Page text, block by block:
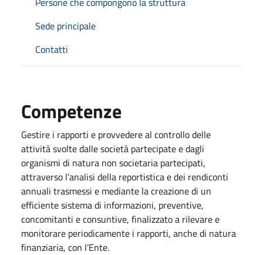
Sede principale
Contatti
Competenze
Gestire i rapporti e provvedere al controllo delle
attività svolte dalle società partecipate e dagli
organismi di natura non societaria partecipati,
attraverso l’analisi della reportistica e dei rendiconti
annuali trasmessi e mediante la creazione di un
efficiente sistema di informazioni, preventive,
concomitanti e consuntive, finalizzato a rilevare e
monitorare periodicamente i rapporti, anche di natura
finanziaria, con l’Ente.